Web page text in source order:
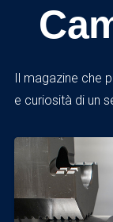
Il magazine che
e curiosità di un